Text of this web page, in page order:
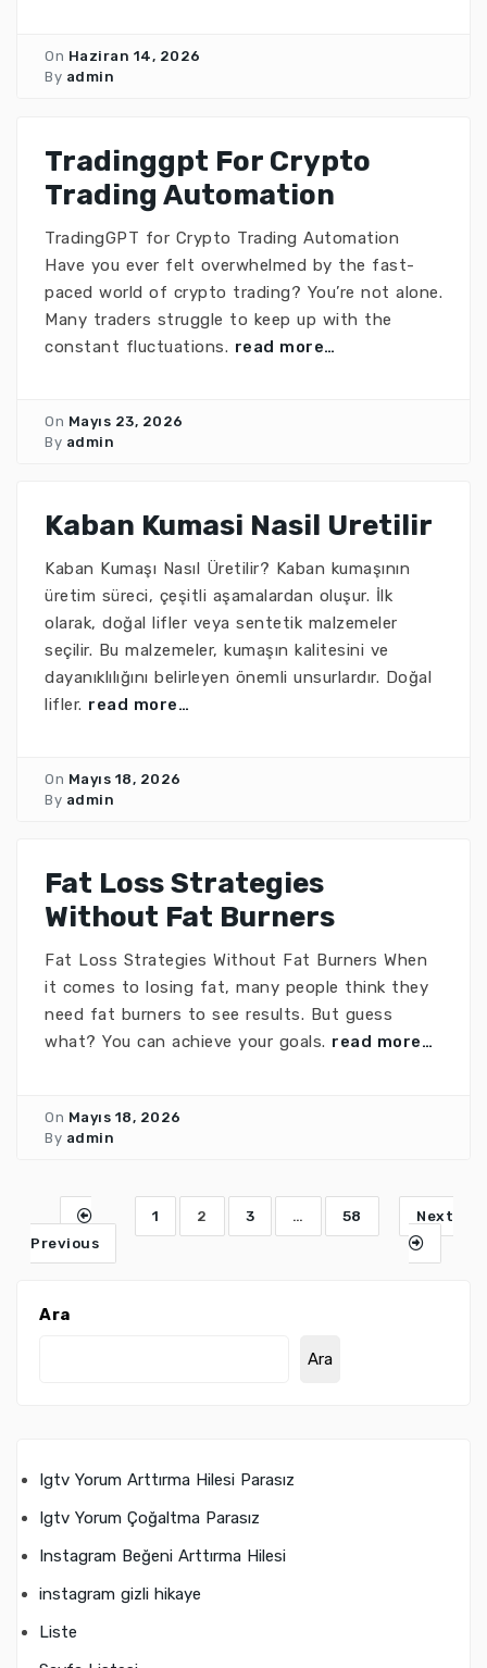
On Haziran 14, 2026
By admin
Tradinggpt For Crypto
Trading Automation
TradingGPT for Crypto Trading Automation
Have you ever felt overwhelmed by the fast-
paced world of crypto trading? You’re not alone.
Many traders struggle to keep up with the
constant fluctuations. read more…
On Mayıs 23, 2026
By admin
Kaban Kumasi Nasil Uretilir
Kaban Kumaşı Nasıl Üretilir? Kaban kumaşının
üretim süreci, çeşitli aşamalardan oluşur. İlk
olarak, doğal lifler veya sentetik malzemeler
seçilir. Bu malzemeler, kumaşın kalitesini ve
dayanıklılığını belirleyen önemli unsurlardır. Doğal
lifler. read more…
On Mayıs 18, 2026
By admin
Fat Loss Strategies
Without Fat Burners
Fat Loss Strategies Without Fat Burners When
it comes to losing fat, many people think they
need fat burners to see results. But guess
what? You can achieve your goals. read more…
On Mayıs 18, 2026
By admin
Previous
1 2 3 … 58 Next
Ara
Ara
Igtv Yorum Arttırma Hilesi Parasız
Igtv Yorum Çoğaltma Parasız
Instagram Beğeni Arttırma Hilesi
instagram gizli hikaye
Liste